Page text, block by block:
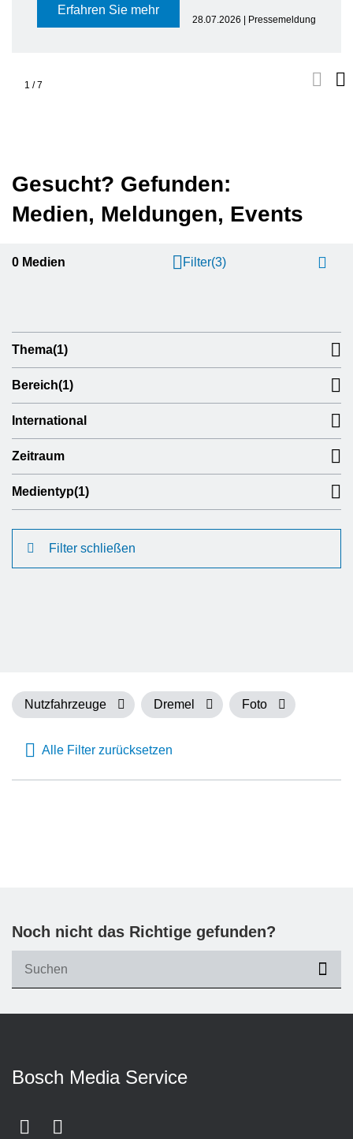
Erfahren Sie mehr
28.07.2026 | Pressemeldung
1 /7
Gesucht? Gefunden:
Medien, Meldungen, Events
0 Medien Filter(3)
Thema(1)
Bereich(1)
International
Zeitraum
Medientyp(1)
Filter schließen
Nutzfahrzeuge Dremel Foto
Alle Filter zurücksetzen
Noch nicht das Richtige gefunden?
Bosch Media Service